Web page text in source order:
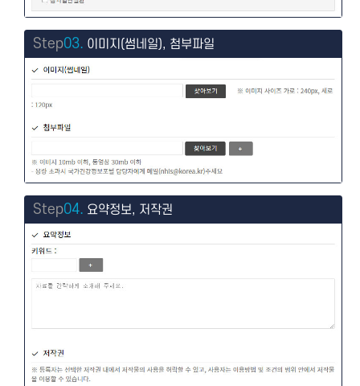
Step03. 이미지(썸네일), 첨부파일
Step04. 요약정보, 저작권